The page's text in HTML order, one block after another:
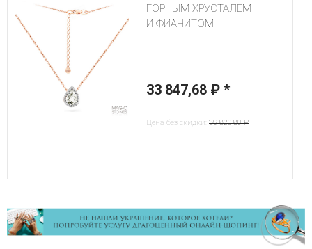
ГОРНЫМ ХРУСТАЛЕМ
И ФИАНИТОМ
33 847,68 ₽*
Цена без скидки: 39 820,80 ₽